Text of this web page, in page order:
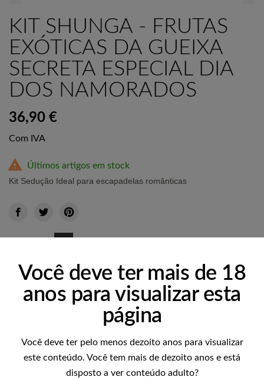
Você deve ter mais de 18
anos para visualizar esta
página
Você deve ter pelo menos dezoito anos para visualizar
este conteúdo. Você tem mais de dezoito anos e está
disposto a ver conteúdo adulto?
KIT SHUNGA - FRUTAS
EXÓTICAS DA GUEIXA
SECRETA ESPECIAL DIA
DOS NAMORADOS
36,90 €
Com IVA

Últimos artigos em stock
Kit Sedução Ideal para escapadelas românticas
Se apresse! Somente item (s) restante (s) em STOCK!
Quantidade - +